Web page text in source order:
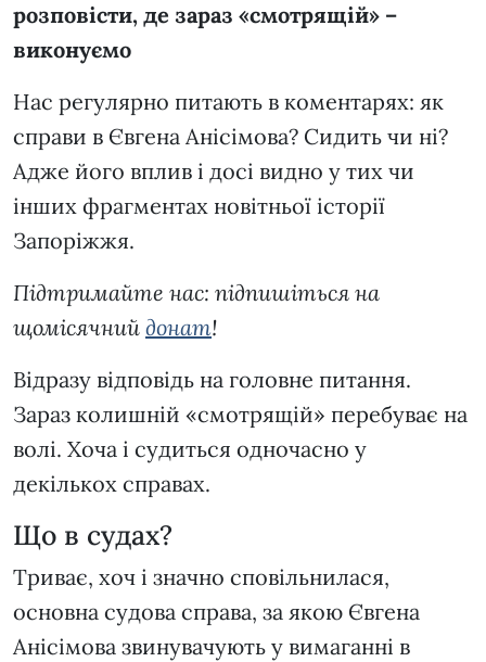
розповісти, де зараз «смотрящій» –
виконуємо
Нас регулярно питають в коментарях: як
справи в Євгена Анісімова? Сидить чи ні?
Адже його вплив і досі видно у тих чи
інших фрагментах новітньої історії
Запоріжжя.
Підтримайте нас: підпишіться на
щомісячний донат!
Відразу відповідь на головне питання.
Зараз колишній «смотрящій» перебуває на
волі. Хоча і судиться одночасно у
декількох справах.
Що в судах?
Триває, хоч і значно сповільнилася,
основна судова справа, за якою Євгена
Анісімова звинувачують у вимаганні в